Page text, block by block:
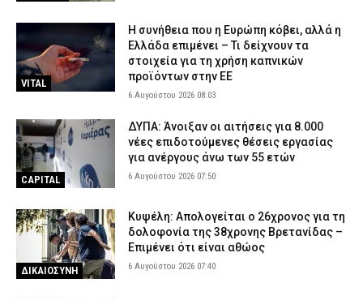
VITAL
Η συνήθεια που η Ευρώπη κόβει, αλλά η
Ελλάδα επιμένει – Τι δείχνουν τα
στοιχεία για τη χρήση καπνικών
προϊόντων στην ΕΕ
6 Αυγούστου 2026 08:03
CAPITAL
ΔΥΠΑ: Άνοιξαν οι αιτήσεις για 8.000
νέες επιδοτούμενες θέσεις εργασίας
για ανέργους άνω των 55 ετών
6 Αυγούστου 2026 07:50
ΔΙΚΑΙΟΣΥΝΗ
Κυψέλη: Απολογείται ο 26χρονος για τη
δολοφονία της 38χρονης Βρετανίδας –
Επιμένει ότι είναι αθώος
6 Αυγούστου 2026 07:40